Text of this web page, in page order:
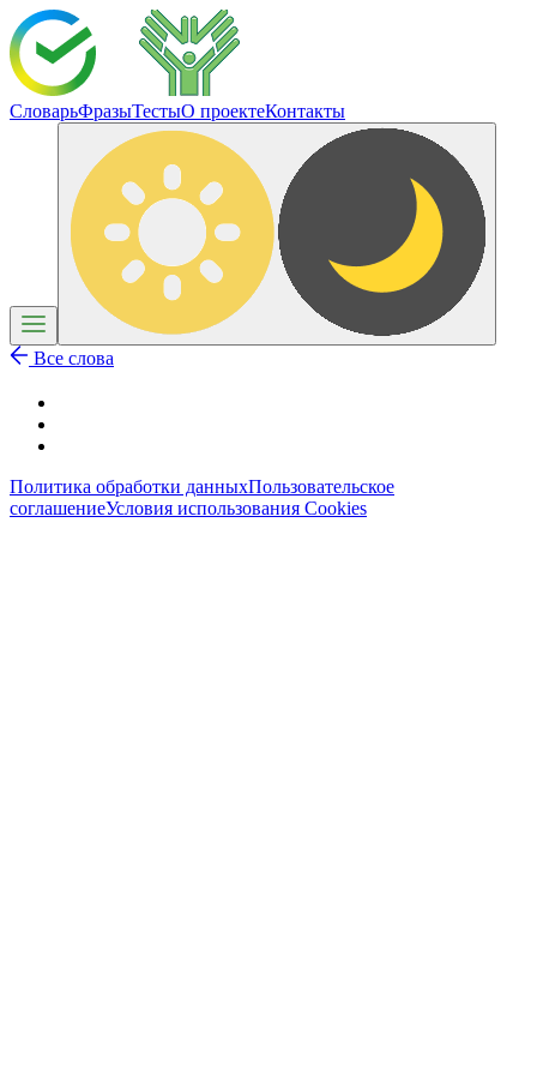
СловарьФразыТестыО проектеКонтакты
Все слова
Политика обработки данныхПользовательское
соглашениеУсловия использования Cookies